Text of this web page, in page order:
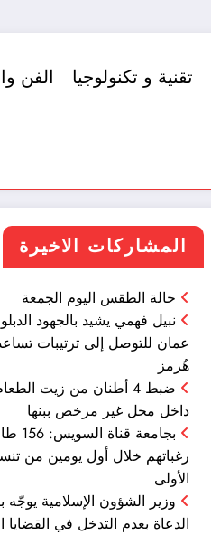
تقنية و تكنولوجيا الفن
المشاركات الاخيرة
حالة الطقس اليوم الجمعة
نبيل فهمي يشيد بالجهود
عمان للتوصل إلى ترتيبات
هُرمز
ضبط 4 أطنان من زيت
داخل محل غير مرخص ببنها
رغباتهم خلال أول يومين من
الأولى
وزير الشؤون الإسلامية يوجّه
الدعاة بعدم التدخل في القضايا